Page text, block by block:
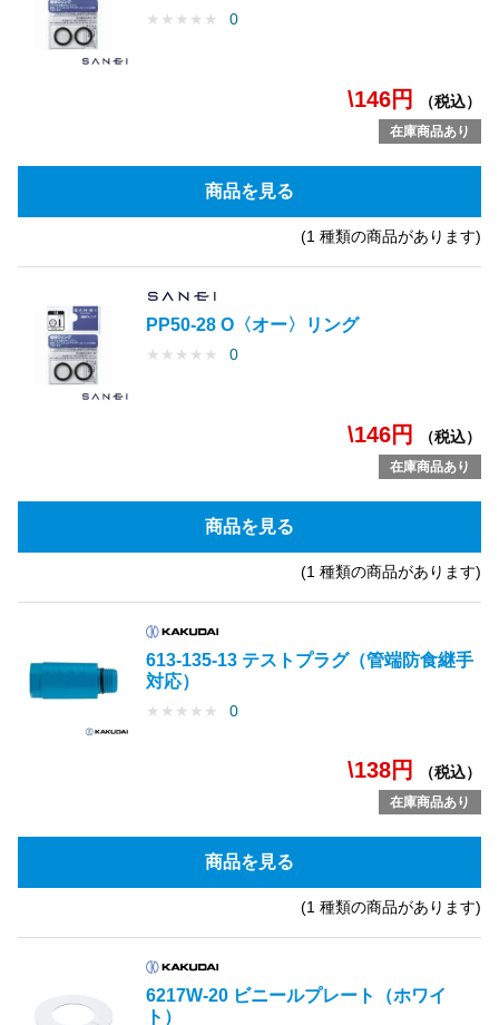
★ ★ ★ ★ ★ 0
\146円 （税込）
在庫商品あり
商品を見る
(1 種類の商品があります)
PP50-28 O〈オー〉リング
★ ★ ★ ★ ★ 0
\146円 （税込）
在庫商品あり
商品を見る
(1 種類の商品があります)
613-135-13 テストプラグ（管端防食継手
対応）
★ ★ ★ ★ ★ 0
\138円 （税込）
在庫商品あり
商品を見る
(1 種類の商品があります)
6217W-20 ビニールプレート（ホワイ
ト）